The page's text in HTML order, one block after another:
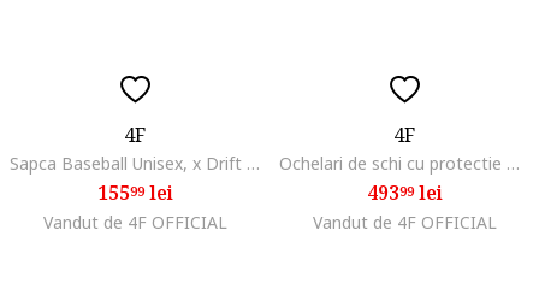
4F
Sapca Baseball Unisex, x Drift Masters, Bumbac, Cozoroc Curbat, Marime S/M
15599lei
Vandut de 4F OFFICIAL
4F
Ochelari de schi cu protectie UV400, multicolor, unisex, marime unica
49399lei
Vandut de 4F OFFICIAL